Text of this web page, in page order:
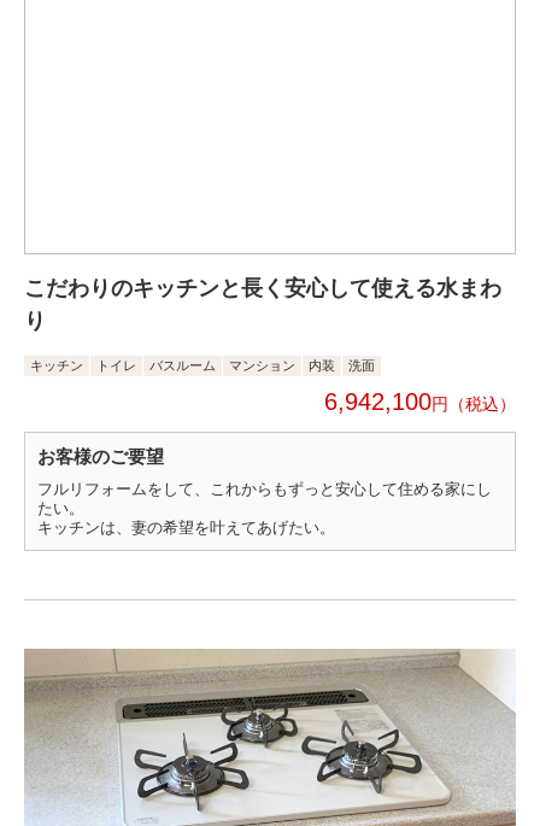
こだわりのキッチンと長く安心して使える水まわ
り
キッチン トイレ バスルーム マンション 内装 洗面
6,942,100円
お客様のご要望
フルリフォームをして、これからもずっと安心して住める家にし
たい。
キッチンは、妻の希望を叶えてあげたい。